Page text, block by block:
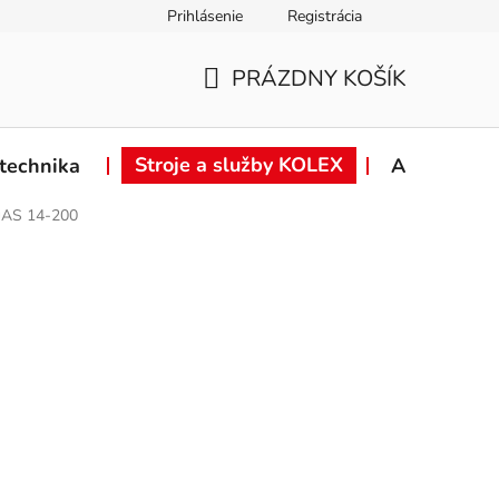
Záručné podmienky Podmienky ochrany
Prihlásenie Registrácia
KOŠÍK
PRÁZDNY KOŠÍK
Stroje a služby KOLEX Akcie
14-200